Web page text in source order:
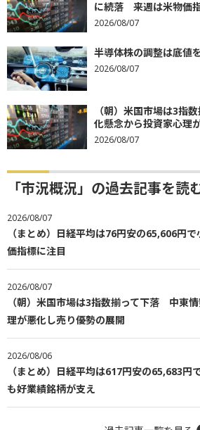
に続落 来週は米物価
2026/08/07
半導体株の調整は底値
2026/08/07
（朝）米国市場は3指
化懸念から投資家心理
2026/08/07
「市況概況」の過去記事を読
2026/08/07
（まとめ）日経平均は76円安の65,606円
価指標に注目
2026/08/07
（朝）米国市場は3指数揃って下落 中東
理が悪化し売り優勢の展開
2026/08/06
（まとめ）日経平均は617円安の65,683
も好業績銘柄が支え